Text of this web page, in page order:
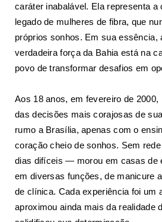
caráter inabalável. Ela representa a
legado de mulheres de fibra, que
próprios sonhos. Em sua essência,
verdadeira força da Bahia está na
povo de transformar desafios em
Aos 18 anos, em fevereiro de
das decisões mais corajosas de
rumo a Brasília, apenas com o
coração cheio de sonhos. Sem
dias difíceis — morou em casas de
em diversas funções, de manicure
de clínica. Cada experiência foi um
aproximou ainda mais da realidade